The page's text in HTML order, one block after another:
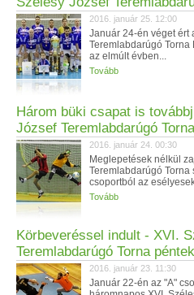
2016. január 25. 12:00
Január 24-én véget ért
Teremlabdarúgó Torna
az elmúlt évben...
Tovább
Három büki csapat is
József Teremlabdarúgó
2016. január 24. 00:30
Meglepetések nélkül
Teremlabdarúgó Torna
csoportból az
Tovább
Körbeveréssel indult - XVI.
Teremlabdarúgó Torna
2016. január 23. 11:30
Január 22-én az "A"